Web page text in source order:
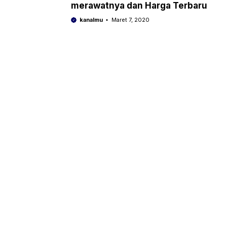
merawatnya dan Harga Terbaru
kanalmu Maret 7, 2020